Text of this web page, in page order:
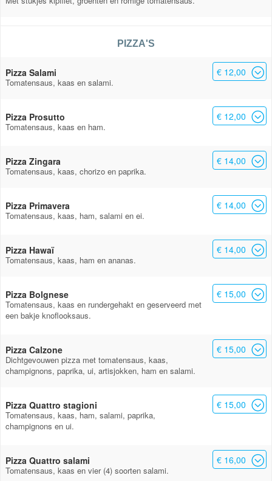
PIZZA'S
Pizza Salami
Tomatensaus, kaas en salami.
€ 12,00
Pizza Prosutto
Tomatensaus, kaas en ham.
€ 12,00
Pizza Zingara
Tomatensaus, kaas, chorizo en paprika.
€ 14,00
Pizza Primavera
Tomatensaus, kaas, ham, salami en ei.
€ 14,00
Pizza Hawaï
Tomatensaus, kaas, ham en ananas.
€ 14,00
Pizza Bolgnese
Tomatensaus, kaas en rundergehakt en geserveerd met
een bakje knoflooksaus.
€ 15,00
Pizza Calzone
Dichtgevouwen pizza met tomatensaus, kaas,
champignons, paprika, ui, artisjokken, ham en salami.
€ 15,00
Pizza Quattro stagioni
Tomatensaus, kaas, ham, salami, paprika,
champignons en ui.
€ 15,00
Pizza Quattro salami
Tomatensaus, kaas en vier (4) soorten salami.
€ 16,00